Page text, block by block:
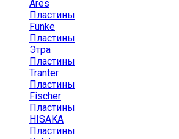
Ares
Пластины
Funke
Пластины
Этра
Пластины
Tranter
Пластины
Fischer
Пластины
HISAKA
Пластины